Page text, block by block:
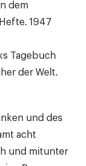
dem
1947
Tagebuch
der Welt.
und des
acht
und mitunter